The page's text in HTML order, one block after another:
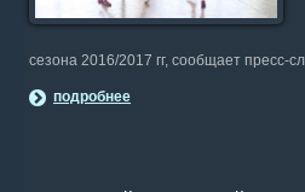
сезона 2016/2017 гг, сообщает пресс-
подробнее